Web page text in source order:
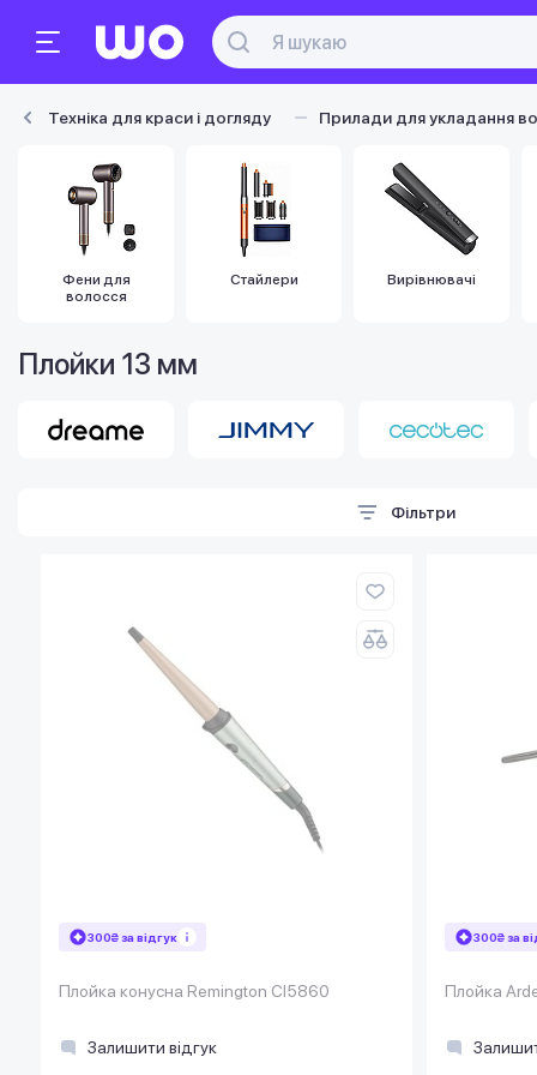
Техніка для краси і догляду Прилади для укладання
Фени для
волосся
Стайлери Вирівнювачі
Плойки 13 мм
Фільтри
300₴ за відгук
Плойка конусна Remington CI5860
Залишити відгук
300₴ за
Плойка